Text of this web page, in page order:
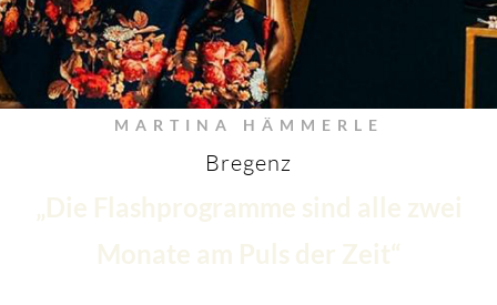
MARTINA HÄMMERLE
Bregenz
„Die Flashprogramme sind alle zwei
Monate am Puls der Zeit“